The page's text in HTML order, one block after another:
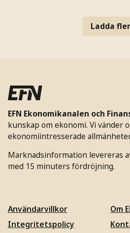
Ladda fler
EFN Ekonomikanalen och
kunskap om ekonomi. Vi vänder
ekonomiintresserade
Marknadsinformation levereras
med 15 minuters fördröjning.
Användarvillkor
Integritetspolicy
Om